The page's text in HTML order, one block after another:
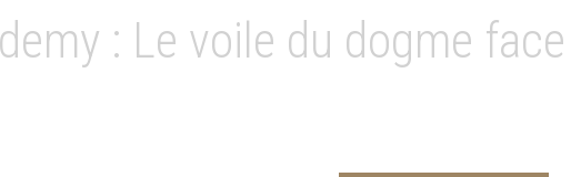
: Le voile du dogme